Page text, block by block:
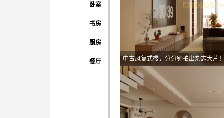
卧室
书房
厨房
餐厅 中古风复式楼，分分钟拍出杂志大片